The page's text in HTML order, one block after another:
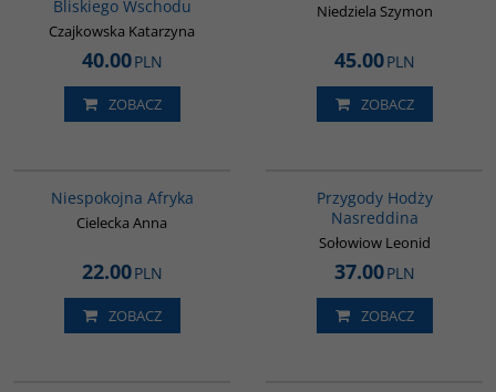
Bliskiego Wschodu
Czajkowska Katarzyna
40.00PLN
ZOBACZ
Niedziela Szymon
45.00PLN
ZOBACZ
Niespokojna Afryka
Cielecka Anna
22.00PLN
ZOBACZ
Przygody Hodży
Nasreddina
Sołowiow Leonid
37.00PLN
ZOBACZ